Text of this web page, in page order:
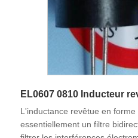
EL0607 0810 Inducteur
L'inductance revêtue en
essentiellement un filtre